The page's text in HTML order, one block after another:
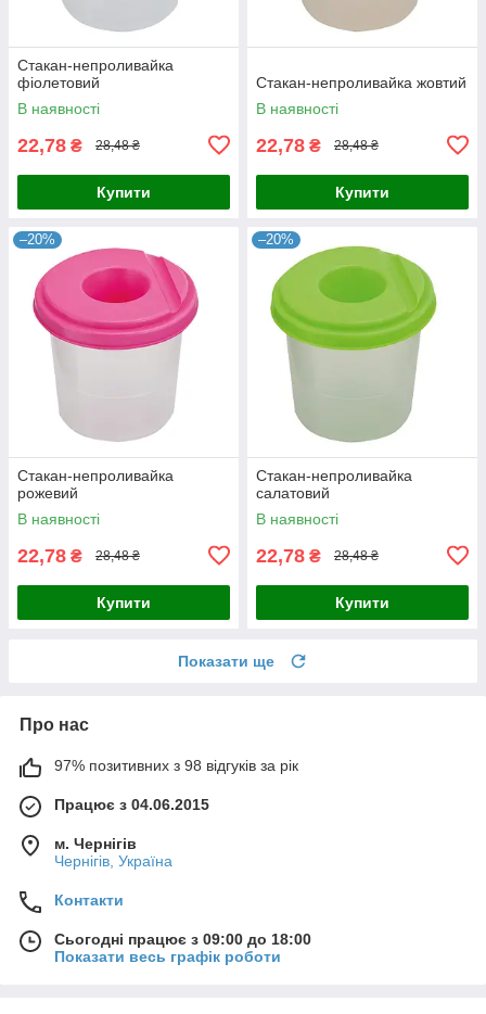
Стакан-непроливайка
фіолетовий
В наявності
22,78 ₴ 28,48 ₴
Купити
Стакан-непроливайка жовтий
В наявності
22,78 ₴ 28,48 ₴
Купити
–20%
Стакан-непроливайка
рожевий
В наявності
22,78 ₴ 28,48 ₴
Купити
–20%
Стакан-непроливайка
салатовий
В наявності
22,78 ₴ 28,48 ₴
Купити
Показати ще
Про нас
97% позитивних з 98 відгуків за рік
Працює з 04.06.2015
м. Чернігів
Чернігів, Україна
Контакти
Сьогодні працює з 09:00 до 18:00
Показати весь графік роботи